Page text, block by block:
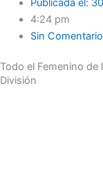
Publicada el:
4:24 pm
Sin
Todo el Femenino de
División